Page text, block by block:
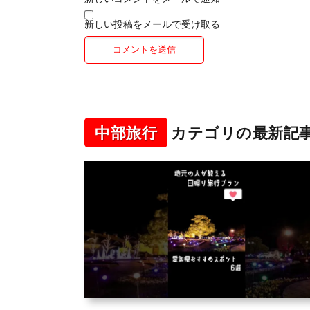
新しい投稿をメールで受け取る
中部旅行 カテゴリの最新記